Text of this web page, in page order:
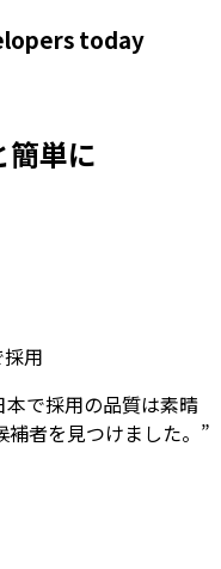
today
簡単に
用
で採用の品質は素晴
者を見つけました。 ”